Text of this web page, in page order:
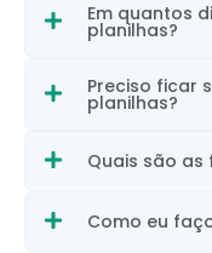
Em quantos
planilhas?
Preciso ficar
planilhas?
Quais são
Como eu